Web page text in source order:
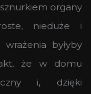
organy
nieduże i
byłyby
że w domu
i, dzięki